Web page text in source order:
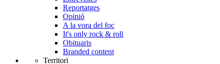
Reportatges
Opinió
A la vora del foc
It's only rock & roll
Obituaris
Branded content
Territori